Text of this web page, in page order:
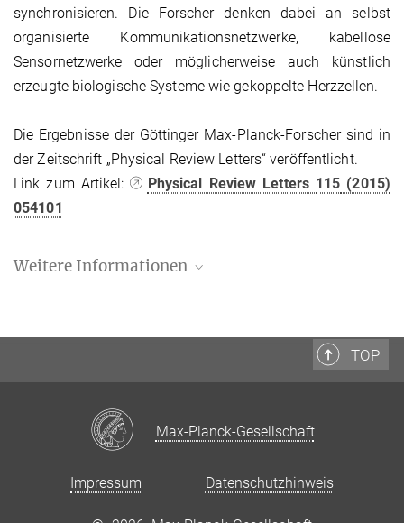
synchronisieren. Die Forscher denken dabei an selbst
organisierte Kommunikationsnetzwerke, kabellose
Sensornetzwerke oder möglicherweise auch künstlich
erzeugte biologische Systeme wie gekoppelte Herzzellen.
Die Ergebnisse der Göttinger Max-Planck-Forscher sind in
der Zeitschrift „Physical Review Letters“ veröffentlicht.
Link zum Artikel:
Physical Review Letters 115 (2015)
054101
Weitere Informationen
Forschungsgruppe, Gastwissenschaftler
marc.timme@...
MPI-DS Presse- und Öffentlichkeitsarbeit
TOP
Max-Planck-Gesellschaft
Impressum Datenschutzhinweis